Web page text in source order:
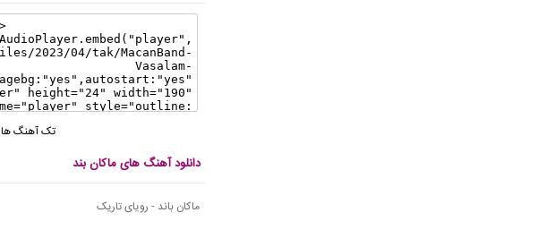
تک آهنگ ها
دانلود آهنگ های ماکان بند
ماکان باند - رویای تاریک